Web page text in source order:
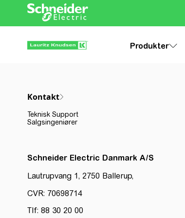
Produkter
Kontakt
Teknisk Support
Salgsingeniører
Schneider Electric Danmark A/S
Lautrupvang 1, 2750 Ballerup,
CVR: 70698714
Tlf: 88 30 20 00